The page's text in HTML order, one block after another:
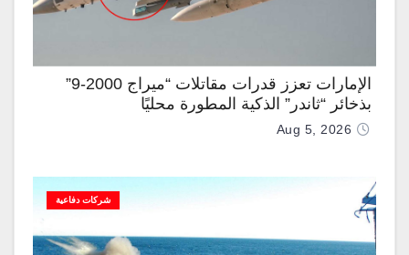
الإمارات تعزز قدرات مقاتلات “ميراج 2000-9”
بذخائر “ثاندر” الذكية المطورة محليًا
Aug 5, 2026
شركات دفاعية